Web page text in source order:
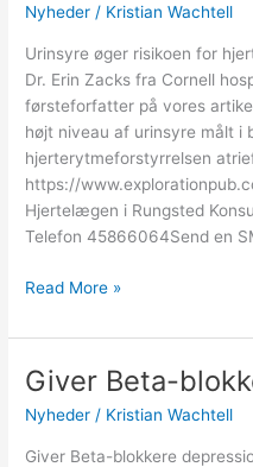
Nyheder / Kristian Wachtell
Urinsyre øger risikoen for
Dr. Erin Zacks fra Cornell
førsteforfatter på vores
højt niveau af urinsyre målt i
hjerterytmeforstyrrelsen
https://
Hjertelægen i Rungsted
Telefon 45866064Send en
øger
Read More »
Giver Beta-
Nyheder / Kristian Wachtell
Giver Beta-blokkere
Giver
blokkere
depression?